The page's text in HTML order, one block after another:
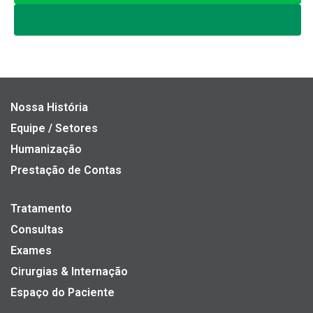
Nossa História
Equipe / Setores
Humanização
Prestação de Contas
Tratamento
Consultas
Exames
Cirurgias & Internação
Espaço do Paciente